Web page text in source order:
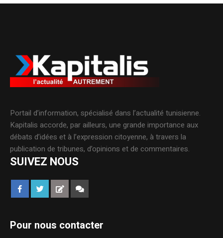
Portail d’information, spécialisé dans l’actualité tunisienne.
Kapitalis accorde, par ailleurs, une grande importance aux
débats d’idées et à l’expression citoyenne, à travers la
publication de tribunes, d’opinions et de commentaires.
SUIVEZ NOUS
Pour nous contacter